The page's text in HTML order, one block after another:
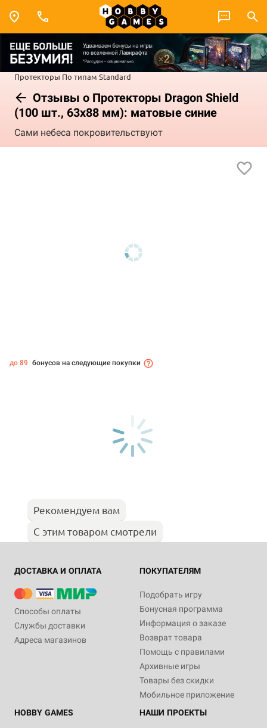
Протекторы По типам Standard
Отзывы о Протекторы Dragon Shield
(100 шт., 63х88 мм): матовые синие
Сами небеса покровительствуют
до 89 бонусов на следующие покупки
Рекомендуем вам
С этим товаром смотрели
ДОСТАВКА И ОПЛАТА
Способы оплаты
Службы доставки
Адреса магазинов
ПОКУПАТЕЛЯМ
Подобрать игру
Бонусная программа
Информация о заказе
Возврат товара
Помощь с правилами
Архивные игры
Товары без скидки
Мобильное приложение
HOBBY GAMES
НАШИ ПРОЕКТЫ